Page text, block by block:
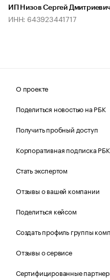
ИП Низов Сергей Дмитриевич
ИНН: 643923441717
О проекте
Поделиться новостью на РБК
Получить пробный доступ
Корпоративная подписка РБК
Стать экспертом
Отзывы о вашей компании
Поделиться кейсом
Создать профиль группы
Отзывы о сервисе
Сертифицированные